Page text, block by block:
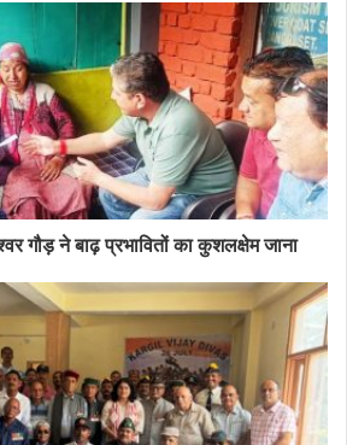
गौड़ ने बाढ़ प्रभावितों का कुशलक्षेम जाना